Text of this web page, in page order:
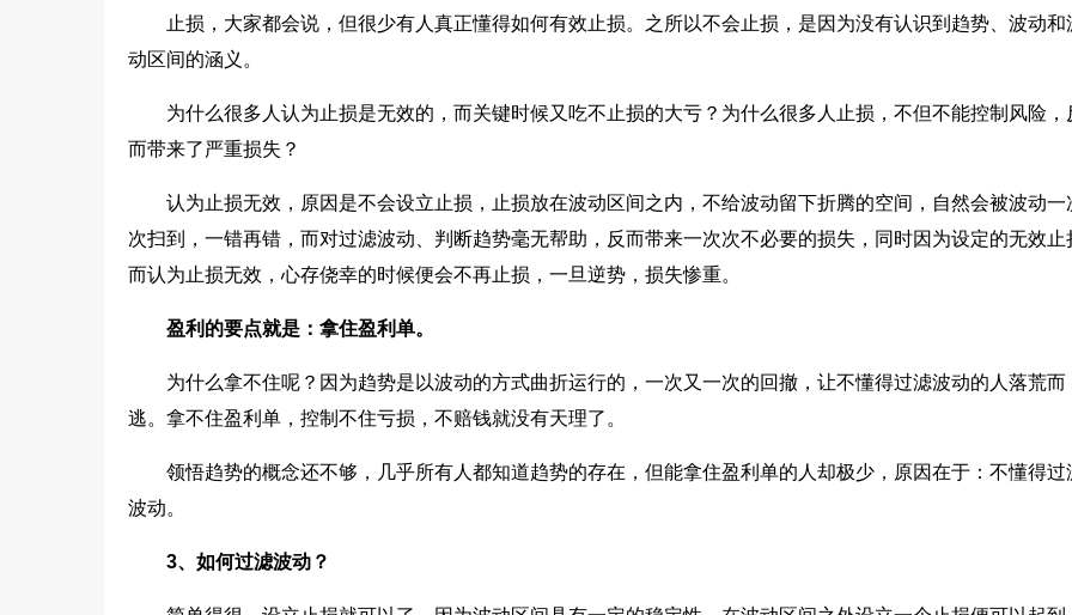
止损，大家都会说，但很少有人真正懂得如何有效止损。之所以不会止损，是因为没有认识到趋势、波动和
动区间的涵义。
为什么很多人认为止损是无效的，而关键时候又吃不止损的大亏？为什么很多人止损，不但不能控制风险，
而带来了严重损失？
认为止损无效，原因是不会设立止损，止损放在波动区间之内，不给波动留下折腾的空间，自然会被波动一
次扫到，一错再错，而对过滤波动、判断趋势毫无帮助，反而带来一次次不必要的损失，同时因为设定的无效止
而认为止损无效，心存侥幸的时候便会不再止损，一旦逆势，损失惨重。
盈利的要点就是：拿住盈利单。
为什么拿不住呢？因为趋势是以波动的方式曲折运行的，一次又一次的回撤，让不懂得过滤波动的人落荒而
逃。拿不住盈利单，控制不住亏损，不赔钱就没有天理了。
领悟趋势的概念还不够，几乎所有人都知道趋势的存在，但能拿住盈利单的人却极少，原因在于：不懂得过
波动。
3、如何过滤波动？